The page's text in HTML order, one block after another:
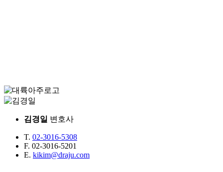
김경일 변호사
T. 02-3016-5308
F. 02-3016-5201
E. kikim@draju.com